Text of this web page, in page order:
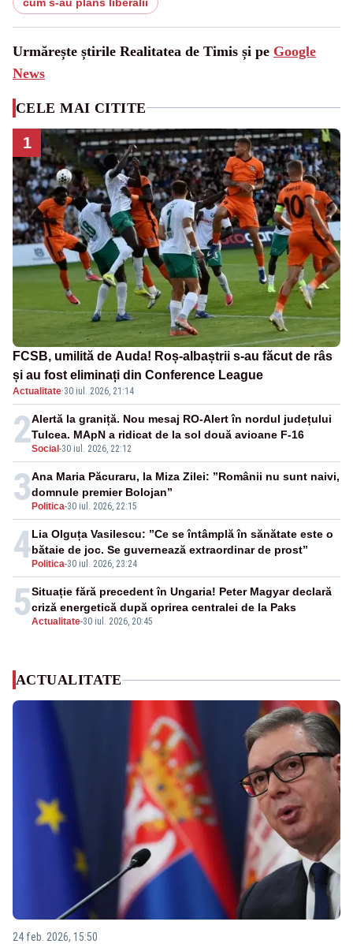
Urmărește știrile Realitatea de Timis și pe Google
News
CELE MAI CITITE
1
FCSB, umilită de Auda! Roș-albaștrii s-au făcut de râs
și au fost eliminați din Conference League
Actualitate·30 iul. 2026, 21:14
2Social -30 iul. 2026, 22:12
Alertă la graniță. Nou mesaj RO-Alert în nordul județului
Tulcea. MApN a ridicat de la sol două avioane F-16
3 Politica-30 iul. 2026, 22:15
Ana Maria Păcuraru, la Miza Zilei: ”Românii nu sunt naivi,
domnule premier Bolojan”
4 Politica-30 iul. 2026, 23:24
Lia Olguța Vasilescu: ”Ce se întâmplă în sănătate este o
bătaie de joc. Se guvernează extraordinar de prost”
5Actualitate-30 iul. 2026, 20:45
Situație fără precedent în Ungaria! Peter Magyar declară
criză energetică după oprirea centralei de la Paks
ACTUALITATE
24 feb. 2026, 15:50